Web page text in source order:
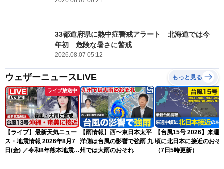
33都道府県に熱中症警戒アラート 北海道では今
年初 危険な暑さに警戒
2026.08.07 05:12
ウェザーニュースLiVE もっと見る
ライブ放送中
【ライブ】最新天気ニュー
ス・地震情報 2026年8月7
日(金) ／令和8年熊本地震情
【雨情報】西〜東日本太平
洋側は台風の影響で強雨 九
州では大雨のおそれ
【台風15号 2026】来週
頃に北日本に接近のおそ
（7日5時更新）